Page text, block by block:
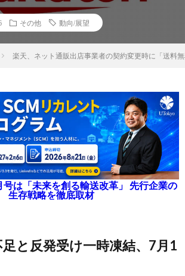
その他 動向/展望
楽天、ネット通販出店事業者の契約変更時に「送料
号は「未来を創る輸送改革」 先行企業の
生存戦略を徹底取材